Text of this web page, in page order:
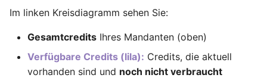
Im linken Kreisdiagramm sehen Sie:
Gesamtcredits Ihres Mandanten (oben)
Verfügbare Credits (lila): Credits, die aktuell
vorhanden sind und noch nicht verbraucht